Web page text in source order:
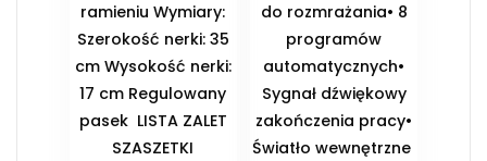
ramieniu Wymiary:
Szerokość nerki: 35
cm Wysokość nerki:
17 cm Regulowany
pasek ️ LISTA ZALET
SZASZETKI
do rozmrażania• 8
programów
automatycznych•
Sygnał dźwiękowy
zakończenia pracy•
Światło wewnętrzne